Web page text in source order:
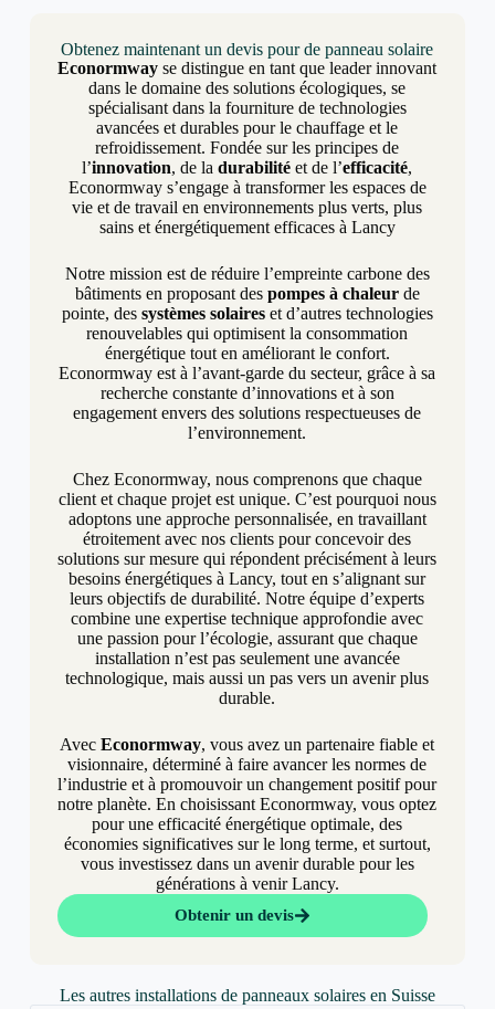
Obtenez maintenant un devis pour de panneau solaire
Econormway se distingue en tant que leader innovant
dans le domaine des solutions écologiques, se
spécialisant dans la fourniture de technologies
avancées et durables pour le chauffage et le
refroidissement. Fondée sur les principes de
l’innovation, de ladurabilité et de l’efficacité,
Econormway s’engage à transformer les espaces de
vie et de travail en environnements plus verts, plus
sains et énergétiquement efficaces à Lancy
Notre mission est de réduire l’empreinte carbone des
bâtiments en proposant des pompes à chaleurde
pointe, des systèmes solaireset d’autres technologies
renouvelables qui optimisent la consommation
énergétique tout en améliorant le confort.
Econormway est à l’avant-garde du secteur, grâce à sa
recherche constante d’innovations et à son
engagement envers des solutions respectueuses de
l’environnement.
Chez Econormway, nous comprenons que chaque
client et chaque projet est unique. C’est pourquoi nous
adoptons une approche personnalisée, en travaillant
étroitement avec nos clients pour concevoir des
solutions sur mesure qui répondent précisément à leurs
besoins énergétiques à Lancy, tout en s’alignant sur
leurs objectifs de durabilité. Notre équipe d’experts
combine une expertise technique approfondie avec
une passion pour l’écologie, assurant que chaque
installation n’est pas seulement une avancée
technologique, mais aussi un pas vers un avenir plus
durable.
AvecEconormway, vous avez un partenaire fiable et
visionnaire, déterminé à faire avancer les normes de
l’industrie et à promouvoir un changement positif pour
notre planète. En choisissant Econormway, vous optez
pour une efficacité énergétique optimale, des
économies significatives sur le long terme, et surtout,
vous investissez dans un avenir durable pour les
générations à venir Lancy.
Obtenir un devis
Les autres installations de panneaux solaires en Suisse